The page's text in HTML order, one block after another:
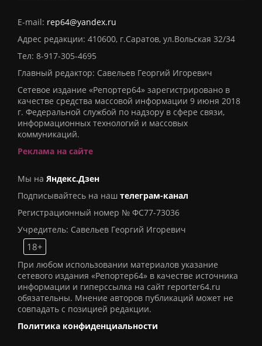
E-mail: rep64@yandex.ru
Адрес редакции: 410600, г.Саратов, ул.Вольская 32/34
Тел: 8-917-305-4695
Главный редактор: Савельев Георгий Игоревич
Сетевое издание «Репортер64» зарегистрировано в
качестве средства массовой информации 9 июня 2018
г. Федеральной службой по надзору в сфере связи,
информационных технологий и массовых
коммуникаций.
Реклама на сайте
Мы на Яндекс.Дзен
Подписывайтесь на наш телеграм-канал
Регистрационный номер № ФС77-73036
Учредитель: Савельев Георгий Игоревич
18+
При любом использовании материалов указание
сетевого издания «Репортер64» в качестве источника
информации и гиперссылка на сайт reporter64.ru
обязательны. Мнение авторов публикаций может не
совпадать с позицией редакции.
Политика конфиденциальности